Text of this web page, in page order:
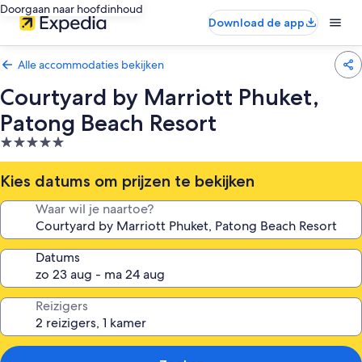
Doorgaan naar hoofdinhoud
Download de app
Alle accommodaties bekijken
Courtyard by Marriott Phuket,
Patong Beach Resort
5.0-
sterrenaccommodatie
Kies datums om prijzen te bekijken
Waar wil je naartoe?
Datums
Reizigers